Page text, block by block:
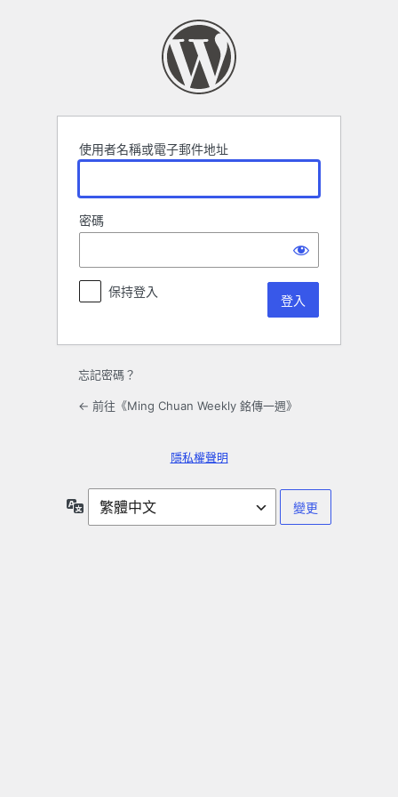
使用者名稱或電子郵件地址
密碼
保持登入
忘記密碼？
← 前往《Ming Chuan Weekly 銘傳一週》
隱私權聲明
言